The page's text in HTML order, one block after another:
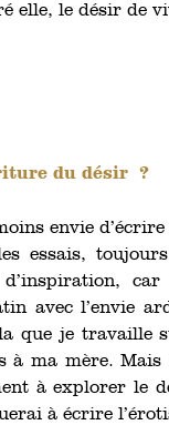
elle, le désir de
du désir ?
envie
essais,
avec l’envie
que je travaille
à ma mère.
à explorer le
à écrire